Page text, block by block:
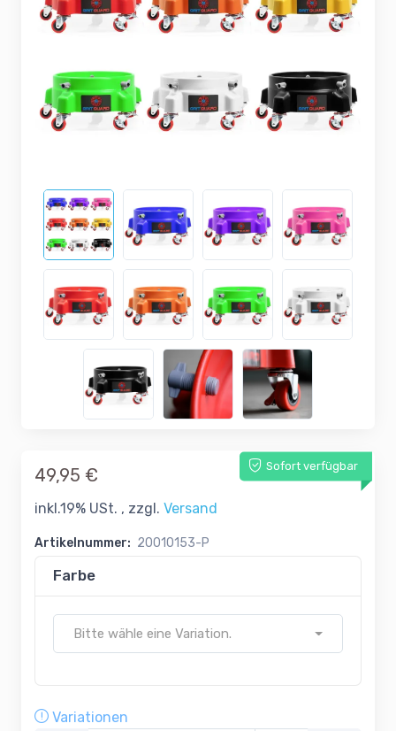
Sofort verfügbar
49,95 €
inkl.19% USt. , zzgl. Versand
Artikelnummer: 20010153-P
Farbe
Bitte wähle eine Variation.
Variationen